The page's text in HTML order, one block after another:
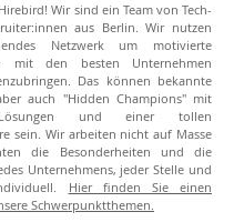
Wir sind ein Team von Tech-
aus Berlin. Wir nutzen
Netzwerk um motivierte
mit den besten Unternehmen
Das können bekannte
auch "Hidden Champions" mit
und einer tollen
sein. Wir arbeiten nicht auf Masse
die Besonderheiten und die
Unternehmens, jeder Stelle und
Hier finden Sie einen
Schwerpunktthemen.